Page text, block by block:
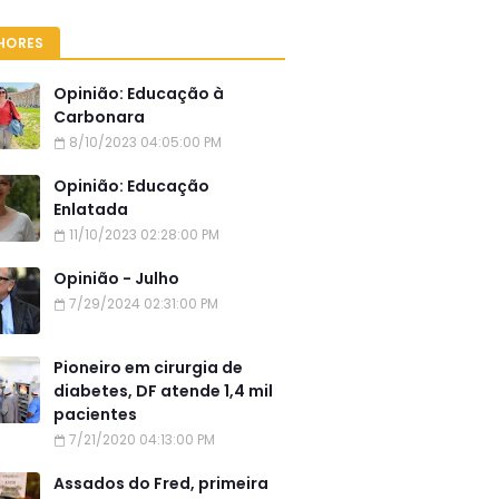
Opinião: Educação à
Carbonara
8/10/2023 04:05:00 PM
Opinião: Educação
Enlatada
11/10/2023 02:28:00 PM
Opinião - Julho
7/29/2024 02:31:00 PM
Pioneiro em cirurgia de
diabetes, DF atende 1,4 mil
pacientes
7/21/2020 04:13:00 PM
Assados do Fred, primeira